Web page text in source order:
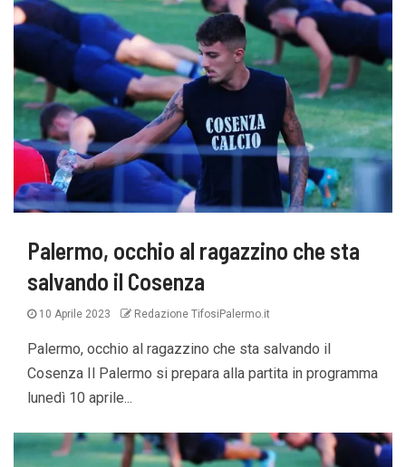
Palermo, occhio al ragazzino che sta
salvando il Cosenza
10 Aprile 2023 Redazione TifosiPalermo.it
Palermo, occhio al ragazzino che sta salvando il
Cosenza Il Palermo si prepara alla partita in programma
lunedì 10 aprile...